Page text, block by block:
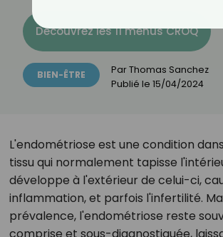
Découvrez les 11 menus CROQ
BIEN-ÊTRE ParThomas Sanchez
Publié le 15/04/2024
L'endométriose est une condition
tissu qui normalement tapisse
développe à l'extérieur de celui-ci,
inflammation, et parfois l'infertilité.
prévalence, l'endométriose reste